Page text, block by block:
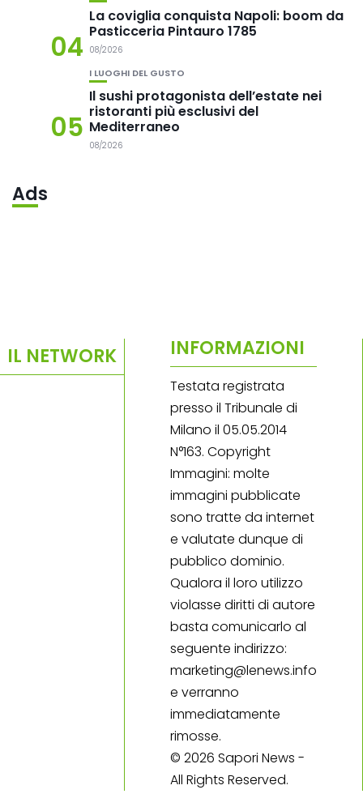
04
La coviglia conquista Napoli: boom da
Pasticceria Pintauro 1785
08/2026
05
I LUOGHI DEL GUSTO
Il sushi protagonista dell’estate nei
ristoranti più esclusivi del
Mediterraneo
08/2026
Ads
IL NETWORK INFORMAZIONI
Testata registrata
presso il Tribunale di
Milano il 05.05.2014
N°163. Copyright
Immagini: molte
immagini pubblicate
sono tratte da internet
e valutate dunque di
pubblico dominio.
Qualora il loro utilizzo
violasse diritti di autore
basta comunicarlo al
seguente indirizzo:
marketing@lenews.info
e verranno
immediatamente
rimosse.
© 2026 Sapori News -
All Rights Reserved.